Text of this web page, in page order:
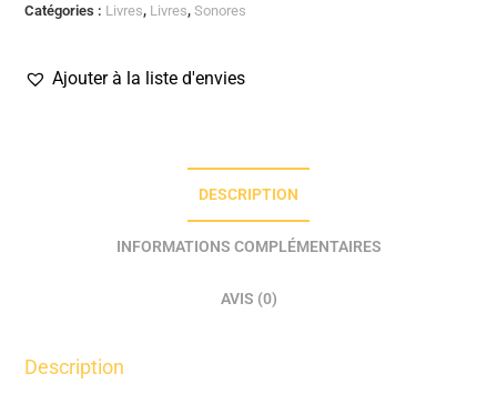
Catégories : Livres, Livres,Sonores
Ajouter à la liste d'envies
DESCRIPTION
INFORMATIONS COMPLÉMENTAIRES
AVIS (0)
Description